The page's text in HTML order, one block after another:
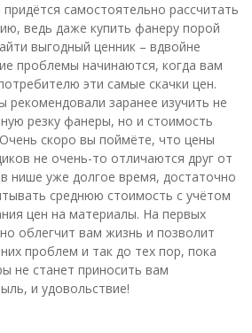
самостоятельно рассчитать
ведь даже купить фанеру порой
выгодный ценник – вдвойне
проблемы начинаются, когда вам
эти самые скачки цен.
заранее изучить не
резку фанеры, но и стоимость
скоро вы поймёте, что цены
не очень-то отличаются друг от
в нише уже долгое время, достаточно
среднюю стоимость с учётом
цен на материалы. На первых
облегчит вам жизнь и позволит
проблем и так до тех пор, пока
не станет приносить вам
и удовольствие!